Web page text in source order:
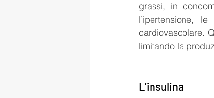
grassi, in
l’ipertensione,
cardiovascolare.
limitando la
L’insulina